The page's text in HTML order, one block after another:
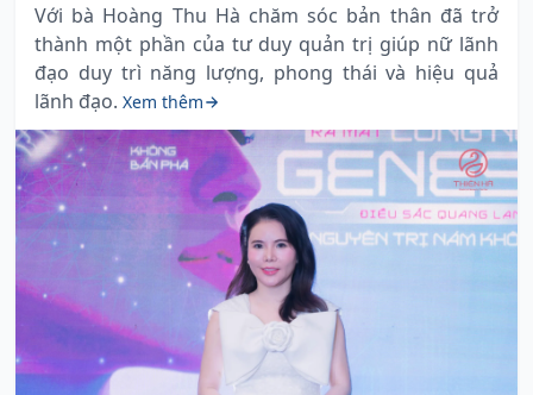
Với bà Hoàng Thu Hà chăm sóc bản thân đã trở
thành một phần của tư duy quản trị giúp nữ lãnh
đạo duy trì năng lượng, phong thái và hiệu quả
lãnh đạo. Xem thêm